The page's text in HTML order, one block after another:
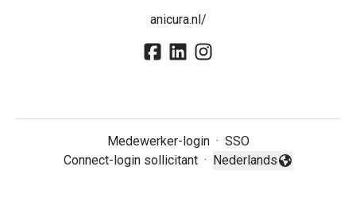
anicura.nl/
Medewerker-login · SSO
Connect-login sollicitant ·
Taal wijzigen
Nederlands